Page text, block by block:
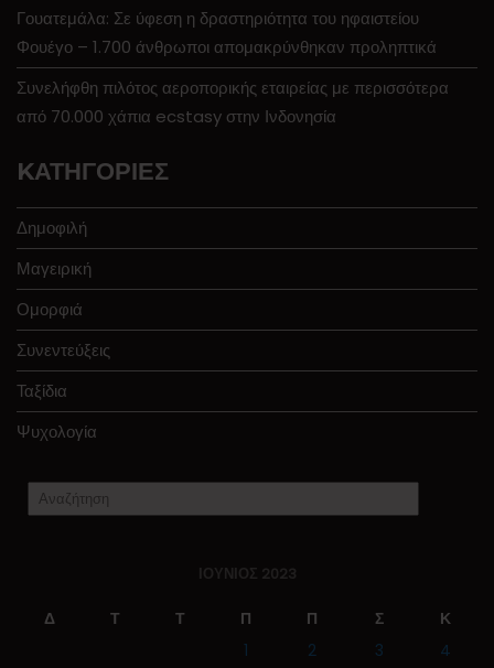
Γουατεμάλα: Σε ύφεση η δραστηριότητα του ηφαιστείου
Φουέγο – 1.700 άνθρωποι απομακρύνθηκαν προληπτικά
Συνελήφθη πιλότος αεροπορικής εταιρείας με περισσότερα
από 70.000 χάπια ecstasy στην Ινδονησία
KΑΤΗΓΟΡΊΕΣ
Δημοφιλή
Μαγειρική
Ομορφιά
Συνεντεύξεις
Ταξίδια
Ψυχολογία
ΙΟΎΝΙΟΣ 2023
Δ Τ Τ Π Π Σ
Κ
1
2 3 4